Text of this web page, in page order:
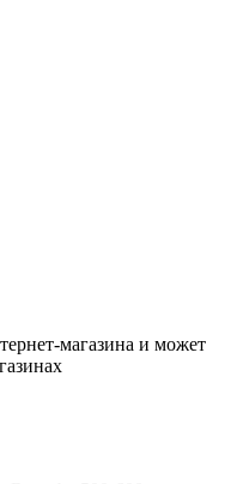
магазина и может